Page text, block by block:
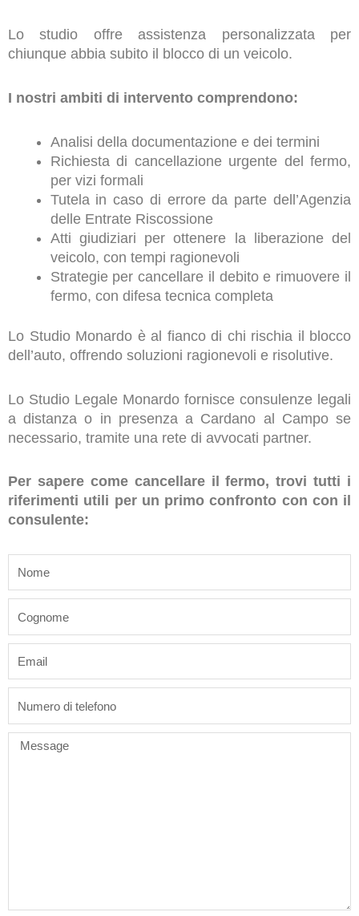
Lo studio offre assistenza personalizzata per
chiunque abbia subito il blocco di un veicolo.
I nostri ambiti di intervento comprendono:
Analisi della documentazione e dei termini
Richiesta di cancellazione urgente del fermo,
per vizi formali
Tutela in caso di errore da parte dell’Agenzia
delle Entrate Riscossione
Atti giudiziari per ottenere la liberazione del
veicolo, con tempi ragionevoli
Strategie per cancellare il debito e rimuovere il
fermo, con difesa tecnica completa
Lo Studio Monardo è al fianco di chi rischia il blocco
dell’auto, offrendo soluzioni ragionevoli e risolutive.
Lo Studio Legale Monardo fornisce consulenze legali
a distanza o in presenza a Cardano al Campo se
necessario, tramite una rete di avvocati partner.
Per sapere come cancellare il fermo, trovi tutti i
riferimenti utili per un primo confronto con con il
consulente:
Message